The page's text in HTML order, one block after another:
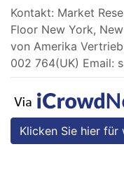
Kontakt: Market
Floor New York,
von Amerika
002 764(UK) Email:
Klicken Sie hier